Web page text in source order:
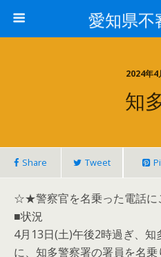
愛知県不
2024年4
知
Share Tweet
☆★警察官を名乗った電話
■状況
4月13日(土)午後2時過ぎ、
に、知多警察署の署員を名